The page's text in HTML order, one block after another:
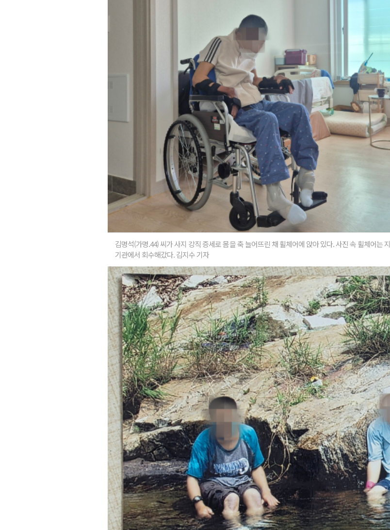
김명석(가명.44) 씨가 사지 강직 증세로 몸을 축 늘어뜨린 채 휠체어에 앉아 있다. 사진 속 휠체어는
기관에서 회수해갔다. 김지수 기자